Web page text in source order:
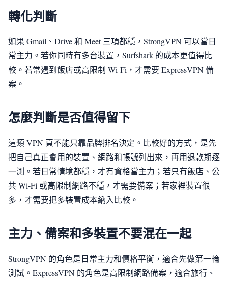
轉化判斷
如果 Gmail、Drive 和 Meet 三項都穩，StrongVPN 可以當日
常主力。若你同時有多台裝置，Surfshark 的成本更值得比
較。若常遇到飯店或高限制 Wi-Fi，才需要 ExpressVPN 備
案。
怎麼判斷是否值得留下
這類 VPN 頁不能只靠品牌排名決定。比較好的方式，是先
把自己真正會用的裝置、網路和帳號列出來，再用退款期逐
一測。若日常情境都穩，才有資格當主力；若只有飯店、公
共 Wi-Fi 或高限制網路不穩，才需要備案；若家裡裝置很
多，才需要把多裝置成本納入比較。
主力、備案和多裝置不要混在一起
StrongVPN 的角色是日常主力和價格平衡，適合先做第一輪
測試。ExpressVPN 的角色是高限制網路備案，適合旅行、